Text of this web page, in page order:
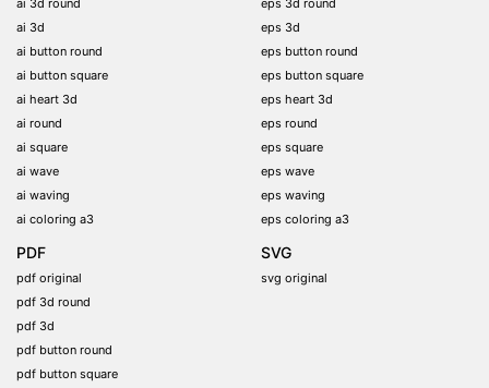
ai 3d
ai button round
ai button square
ai heart 3d
ai round
ai square
ai wave
ai waving
ai coloring a3
eps 3d
eps button round
eps button square
eps heart 3d
eps round
eps square
eps wave
eps waving
eps coloring a3
PDF
pdf original
pdf 3d round
pdf 3d
pdf button round
pdf button square
SVG
svg original